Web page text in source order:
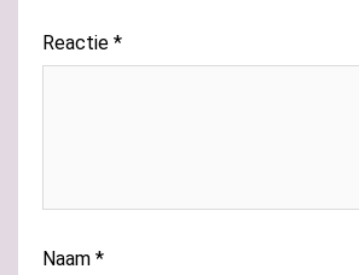
Reactie *
Naam *